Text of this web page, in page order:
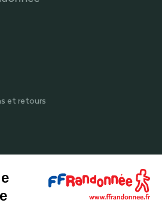
et retours
?